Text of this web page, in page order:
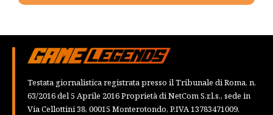
Testata giornalistica registrata presso il Tribunale di Roma, n.
63/2016 del 5 Aprile 2016 Proprietà di NetCom S.r.l.s., sede in
Via Cellottini 38, 00015 Monterotondo, P.IVA 13783471009,